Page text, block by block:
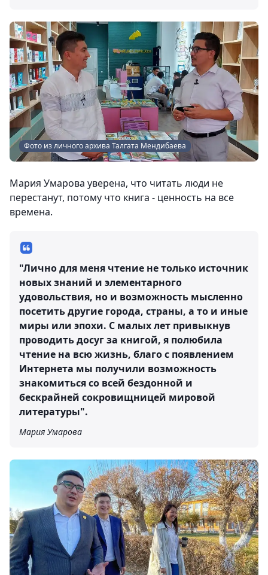
Фото из личного архива Талгата Мендибаева
Мария Умарова уверена, что читать люди не
перестанут, потому что книга - ценность на все
времена.
"Лично для меня чтение не только источник
новых знаний и элементарного
удовольствия, но и возможность мысленно
посетить другие города, страны, а то и иные
миры или эпохи. С малых лет привыкнув
проводить досуг за книгой, я полюбила
чтение на всю жизнь, благо с появлением
Интернета мы получили возможность
знакомиться со всей бездонной и
бескрайней сокровищницей мировой
литературы".
Мария Умарова